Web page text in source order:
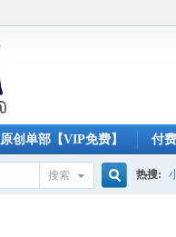
原创单部【VIP免费】 付
搜索 热搜: